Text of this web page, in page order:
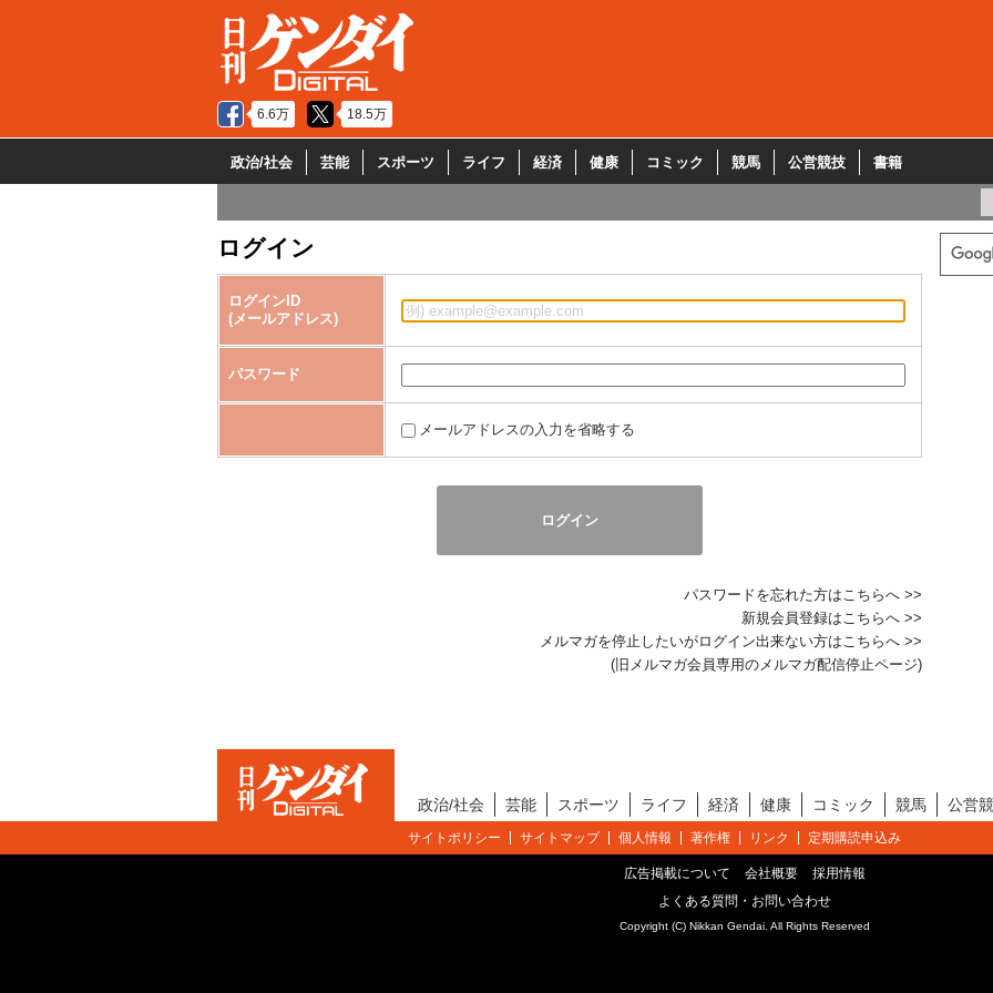
6.6万 18.5万
政治/社会 芸能 スポーツ ライフ 経済 健康 コミック 競馬 公営競技 書籍
ログイン
ログインID
(メールアドレス)
パスワード
メールアドレスの入力を省略する
パスワードを忘れた方はこちらへ >>
新規会員登録はこちらへ >>
メルマガを停止したいがログイン出来ない方はこちらへ >>
(旧メルマガ会員専用のメルマガ配信停止ページ)
政治/社会 芸能 スポーツ ライフ 経済 健康 コミック 競馬 公営
サイトポリシー サイトマップ 個人情報 著作権 リンク 定期購読申込み
広告掲載について 会社概要
採用情報
よくある質問・お問い合わせ
Copyright (C) Nikkan Gendai. All Rights Reserved